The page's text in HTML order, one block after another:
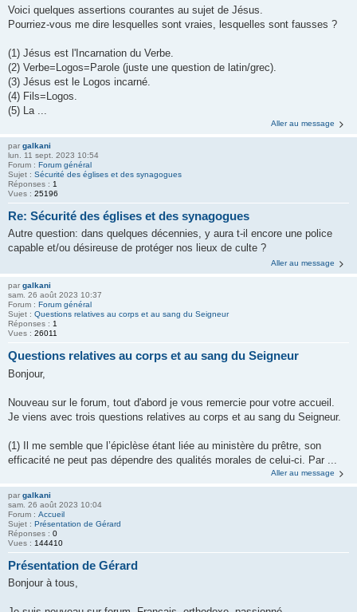
Voici quelques assertions courantes au sujet de Jésus.
Pourriez-vous me dire lesquelles sont vraies, lesquelles sont fausses ?
(1) Jésus est l'Incarnation du Verbe.
(2) Verbe=Logos=Parole (juste une question de latin/grec).
(3) Jésus est le Logos incarné.
(4) Fils=Logos.
(5) La ...
Aller au message
par galkani
lun. 11 sept. 2023 10:54
Forum : Forum général
Sujet : Sécurité des églises et des synagogues
Réponses : 1
Vues : 25196
Re: Sécurité des églises et des synagogues
Autre question: dans quelques décennies, y aura t-il encore une police
capable et/ou désireuse de protéger nos lieux de culte ?
Aller au message
par galkani
sam. 26 août 2023 10:37
Forum : Forum général
Sujet : Questions relatives au corps et au sang du Seigneur
Réponses : 1
Vues : 26011
Questions relatives au corps et au sang du Seigneur
Bonjour,
Nouveau sur le forum, tout d'abord je vous remercie pour votre accueil.
Je viens avec trois questions relatives au corps et au sang du Seigneur.
(1) Il me semble que l’épiclèse étant liée au ministère du prêtre, son
efficacité ne peut pas dépendre des qualités morales de celui-ci. Par ...
Aller au message
par galkani
sam. 26 août 2023 10:04
Forum : Accueil
Sujet : Présentation de Gérard
Réponses : 0
Vues : 144410
Présentation de Gérard
Bonjour à tous,